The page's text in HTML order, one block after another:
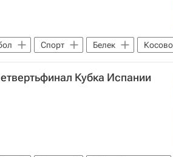
Спорт Белек Косово
Кубка Испании